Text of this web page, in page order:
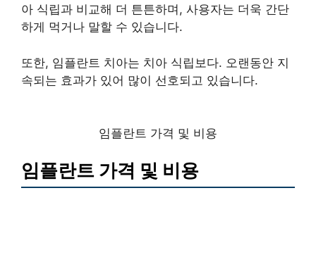
아 식립과 비교해 더 튼튼하며, 사용자는 더욱 간단
하게 먹거나 말할 수 있습니다.
또한, 임플란트 치아는 치아 식립보다. 오랜동안 지
속되는 효과가 있어 많이 선호되고 있습니다.
임플란트 가격 및 비용
임플란트 가격 및 비용